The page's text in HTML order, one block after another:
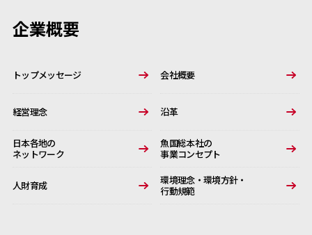
企業概要
トップメッセージ 会社概要
経営理念 沿革
日本各地の
ネットワーク
魚国総本社の
事業コンセプト
人財育成
環境理念・環境方針・
行動規範